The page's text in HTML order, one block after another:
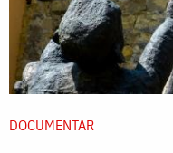
DOCUMENTAR